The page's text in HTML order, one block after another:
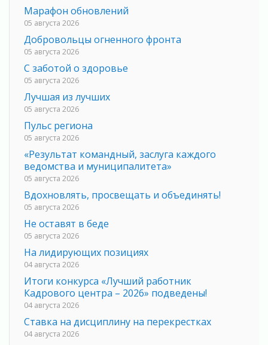
Марафон обновлений
05 августа 2026
Добровольцы огненного фронта
05 августа 2026
С заботой о здоровье
05 августа 2026
Лучшая из лучших
05 августа 2026
Пульс региона
05 августа 2026
«Результат командный, заслуга каждого
ведомства и муниципалитета»
05 августа 2026
Вдохновлять, просвещать и объединять!
05 августа 2026
Не оставят в беде
05 августа 2026
На лидирующих позициях
04 августа 2026
Итоги конкурса «Лучший работник
Кадрового центра – 2026» подведены!
04 августа 2026
Ставка на дисциплину на перекрестках
04 августа 2026